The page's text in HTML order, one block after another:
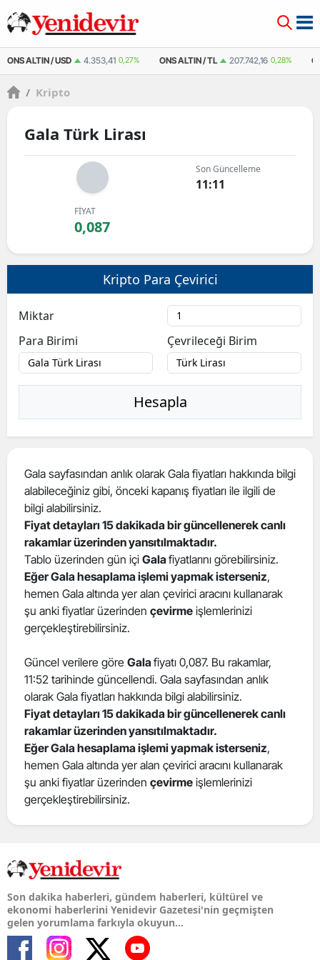
ONS ALTIN / USD 4.353,41 0,27% ONS ALTIN / TL 207.742,16 0,28%
/ Kripto
Gala Türk Lirası
Son Güncelleme
11:11
FİYAT
0,087
Kripto Para Çevirici
Miktar
Para Birimi
Çevrileceği Birim
Hesapla
Gala sayfasından anlık olarak Gala fiyatları hakkında bilgi
alabileceğiniz gibi, önceki kapanış fiyatları ile ilgili de
bilgi alabilirsiniz.
Fiyat detayları 15 dakikada bir güncellenerek canlı
rakamlar üzerinden yansıtılmaktadır.
Tablo üzerinden gün içi Galafiyatlarını görebilirsiniz.
Eğer Gala hesaplama işlemi yapmak isterseniz,
hemen Gala altında yer alan çevirici aracını kullanarak
şu anki fiyatlar üzerinden çevirme işlemlerinizi
gerçekleştirebilirsiniz.
Güncel verilere göre Galafiyatı 0,087. Bu rakamlar,
11:52 tarihinde güncellendi. Gala sayfasından anlık
olarak Gala fiyatları hakkında bilgi alabilirsiniz.
Fiyat detayları 15 dakikada bir güncellenerek canlı
rakamlar üzerinden yansıtılmaktadır.
Eğer Gala hesaplama işlemi yapmak isterseniz,
hemen Gala altında yer alan çevirici aracını kullanarak
şu anki fiyatlar üzerinden çevirme işlemlerinizi
gerçekleştirebilirsiniz.
Son dakika haberleri, gündem haberleri, kültürel ve
ekonomi haberlerini Yenidevir Gazetesi'nin geçmişten
gelen yorumlama farkıyla okuyun...